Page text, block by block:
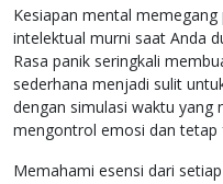
Kesiapan mental
intelektual murni saat Anda
Rasa panik seringkali
sederhana menjadi sulit
dengan simulasi waktu yang
mengontrol emosi dan tetap
Memahami esensi dari